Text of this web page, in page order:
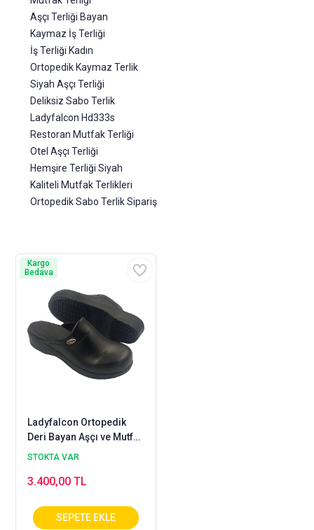
Aşçı Terliği Bayan
Kaymaz İş Terliği
İş Terliği Kadın
Ortopedik Kaymaz Terlik
Siyah Aşçı Terliği
Deliksiz Sabo Terlik
Ladyfalcon Hd333s
Restoran Mutfak Terliği
Otel Aşçı Terliği
Hemşire Terliği Siyah
Kaliteli Mutfak Terlikleri
Ortopedik Sabo Terlik Sipariş
Ladyfalcon Ortopedik
Deri Bayan Aşçı ve Mutfak
Terliği - Siyah HD333S
STOKTA VAR
3.400,00 TL
Kargo
Bedava